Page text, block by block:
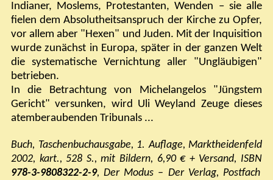
Indianer, Moslems, Protestanten, Wenden – sie alle
fielen dem Absolutheitsanspruch der Kirche zu Opfer,
vor allem aber "Hexen" und Juden. Mit der Inquisition
wurde zunächst in Europa, später in der ganzen Welt
die systematische Vernichtung aller "Ungläubigen"
betrieben.
In die Betrachtung von Michelangelos "Jüngstem
Gericht" versunken, wird Uli Weyland Zeuge dieses
atemberaubenden Tribunals ...
Buch, Taschenbuchausgabe, 1. Auflage, Marktheidenfeld
2002, kart., 528 S., mit Bildern, 6,90 € + Versand, ISBN
978-3-9808322-2-9, Der Modus – Der Verlag, Postfach